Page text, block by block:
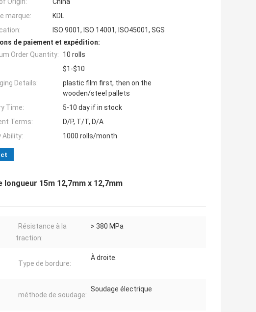
Origin:
China
marque:
KDL
ISO 9001, ISO 14001, ISO45001, SGS
de paiement et expédition:
Order Quantity:
10 rolls
$1-$10
Details:
plastic film first, then on the
wooden/steel pallets
Time:
5-10 day if in stock
Terms:
D/P, T/T, D/A
Ability:
1000 rolls/month
15m 12,7mm x 12,7mm
Résistance à la
traction:
> 380 MPa
Type de bordure:
À droite.
méthode de soudage:
Soudage électrique